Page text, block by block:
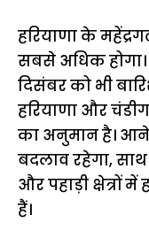
हरियाणा के
सबसे अधिक होगा।
दिसंबर को भी
हरियाणा और
का अनुमान है।
बदलाव रहेगा, साथ
और पहाड़ी क्षेत्रों
हैं।